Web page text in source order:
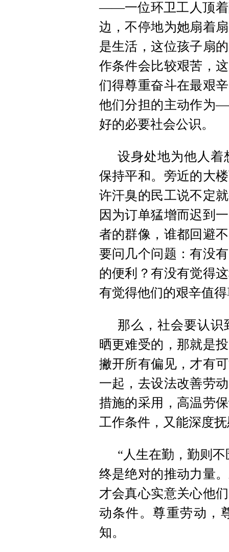
——一位环卫工人顶着
边，不停地为她扇着
是生活，这位孩子扇
作条件会比较艰苦，
们得尊重奋斗在最艰
他们分担的主动作为
好的必要社会公识。
设身处地为他人着
保持平和。旁近的大
许汗臭的民工说不定
因为订单猛增而迟到
者的群像，谁都回避
要问几个问题：有没
的便利？有没有觉得
有觉得他们的艰辛值
那么，社会要认
晒更难受的，那就是
撇开所有偏见，才有
一起，去设法改善劳
措施的采用，高温劳
工作条件，又能深度
“人生在勤，勤则
终是绝对的推动力量
才会真心实意关心他
动条件。尊重劳动，
知。